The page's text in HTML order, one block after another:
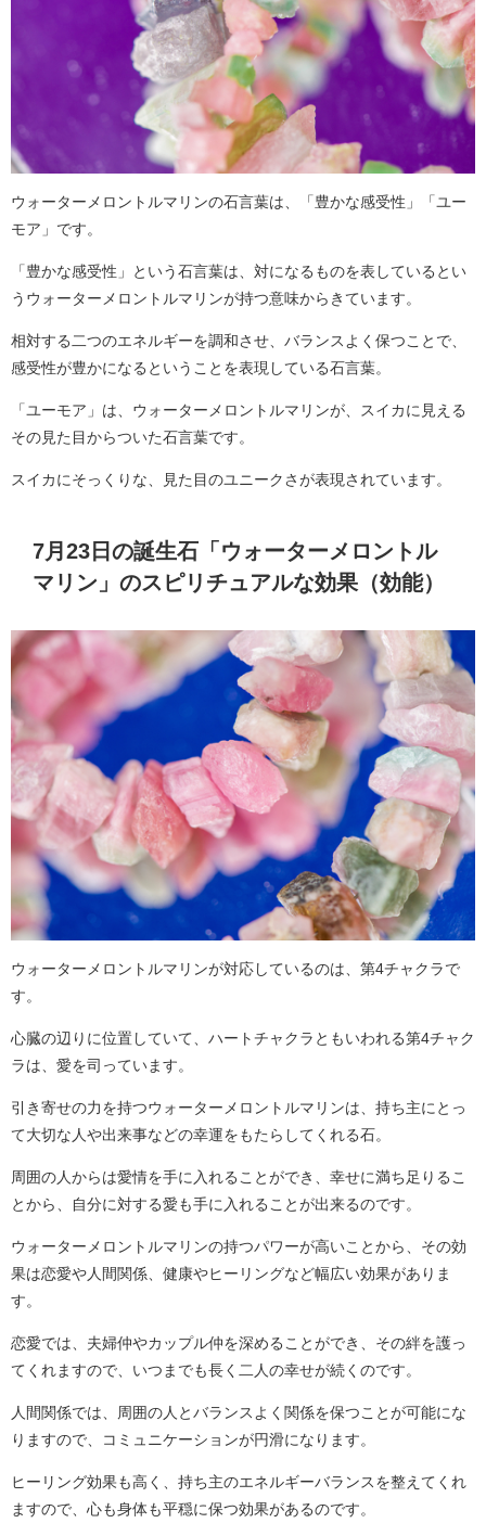
ウォーターメロントルマリンの石言葉は、「豊かな感受性」「ユー
モア」です。
「豊かな感受性」という石言葉は、対になるものを表しているとい
うウォーターメロントルマリンが持つ意味からきています。
相対する二つのエネルギーを調和させ、バランスよく保つことで、
感受性が豊かになるということを表現している石言葉。
「ユーモア」は、ウォーターメロントルマリンが、スイカに見える
その見た目からついた石言葉です。
スイカにそっくりな、見た目のユニークさが表現されています。
7月23日の誕生石「ウォーターメロントル
マリン」のスピリチュアルな効果（効能）
ウォーターメロントルマリンが対応しているのは、第4チャクラで
す。
心臓の辺りに位置していて、ハートチャクラともいわれる第4チャク
ラは、愛を司っています。
引き寄せの力を持つウォーターメロントルマリンは、持ち主にとっ
て大切な人や出来事などの幸運をもたらしてくれる石。
周囲の人からは愛情を手に入れることができ、幸せに満ち足りるこ
とから、自分に対する愛も手に入れることが出来るのです。
ウォーターメロントルマリンの持つパワーが高いことから、その効
果は恋愛や人間関係、健康やヒーリングなど幅広い効果がありま
す。
恋愛では、夫婦仲やカップル仲を深めることができ、その絆を護っ
てくれますので、いつまでも長く二人の幸せが続くのです。
人間関係では、周囲の人とバランスよく関係を保つことが可能にな
りますので、コミュニケーションが円滑になります。
ヒーリング効果も高く、持ち主のエネルギーバランスを整えてくれ
ますので、心も身体も平穏に保つ効果があるのです。